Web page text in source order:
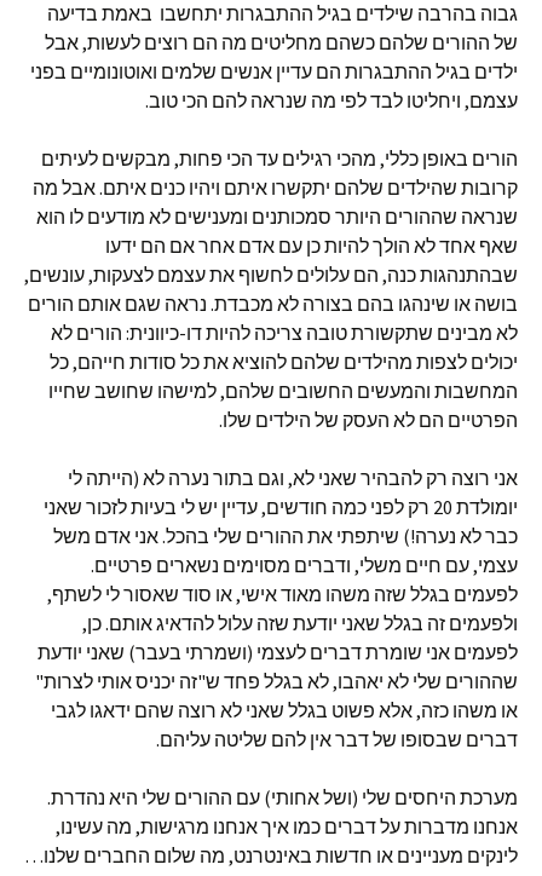
גבוה בהרבה שילדים בגיל ההתבגרות יתחשבו באמת בדיעה
של ההורים שלהם כשהם מחליטים מה הם רוצים לעשות, אבל
ילדים בגיל ההתבגרות הם עדיין אנשים שלמים ואוטונומיים בפני
עצמם, ויחליטו לבד לפי מה שנראה להם הכי טוב.
הורים באופן כללי, מהכי רגילים עד הכי פחות, מבקשים לעיתים
קרובות שהילדים שלהם יתקשרו איתם ויהיו כנים איתם. אבל מה
שנראה שההורים היותר סמכותנים ומענישים לא מודעים לו הוא
שאף אחד לא הולך להיות כן עם אדם אחר אם הם ידעו
שבהתנהגות כנה, הם עלולים לחשוף את עצמם לצעקות, עונשים,
בושה או שינהגו בהם בצורה לא מכבדת. נראה שגם אותם הורים
לא מבינים שתקשורת טובה צריכה להיות דו-כיוונית: הורים לא
יכולים לצפות מהילדים שלהם להוציא את כל סודות חייהם, כל
המחשבות והמעשים החשובים שלהם, למישהו שחושב שחייו
הפרטיים הם לא העסק של הילדים שלו.
אני רוצה רק להבהיר שאני לא, וגם בתור נערה לא (הייתה לי
יומולדת 20 רק לפני כמה חודשים, עדיין יש לי בעיות לזכור שאני
כבר לא נערה!) שיתפתי את ההורים שלי בהכל. אני אדם משל
עצמי, עם חיים משלי, ודברים מסוימים נשארים פרטיים.
לפעמים בגלל שזה משהו מאוד אישי, או סוד שאסור לי לשתף,
ולפעמים זה בגלל שאני יודעת שזה עלול להדאיג אותם. כן,
לפעמים אני שומרת דברים לעצמי (ושמרתי בעבר) שאני יודעת
שההורים שלי לא יאהבו, לא בגלל פחד ש"זה יכניס אותי לצרות"
או משהו כזה, אלא פשוט בגלל שאני לא רוצה שהם ידאגו לגבי
דברים שבסופו של דבר אין להם שליטה עליהם.
מערכת היחסים שלי (ושל אחותי) עם ההורים שלי היא נהדרת.
אנחנו מדברות על דברים כמו איך אנחנו מרגישות, מה עשינו,
לינקים מעניינים או חדשות באינטרנט, מה שלום החברים שלנו…